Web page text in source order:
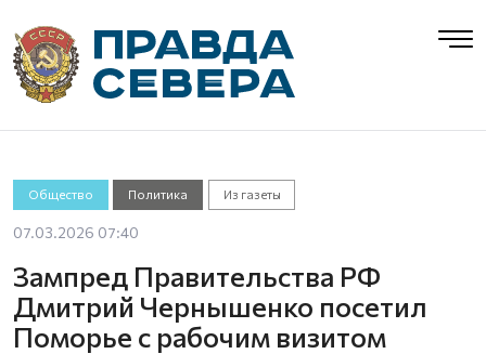
Общество Политика Из газеты
07.03.2026 07:40
Зампред Правительства РФ
Дмитрий Чернышенко посетил
Поморье с рабочим визитом